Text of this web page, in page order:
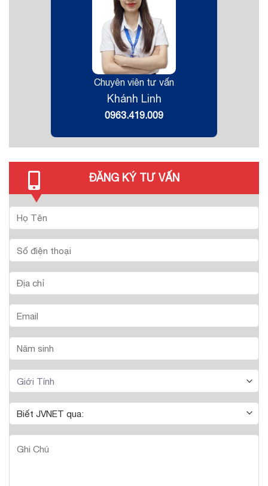
Chuyên viên tư vấn
Khánh Linh
0963.419.009
ĐĂNG KÝ TƯ VẤN